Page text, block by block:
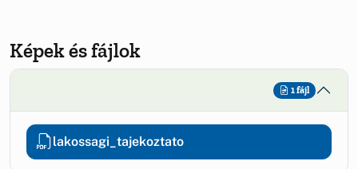
Képek és fájlok
1 fájl
lakossagi_tajekoztato